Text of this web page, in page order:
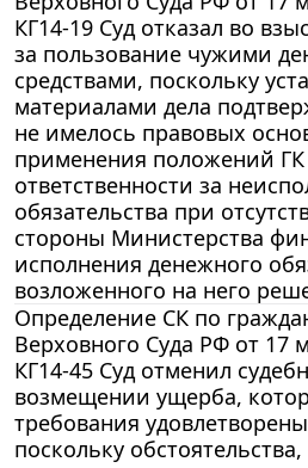
КГ14-19 Суд отказал во
за пользование чужими
средствами, поскольку
материалами дела
не имелось правовых
применения положений
ответственности за
обязательства при
стороны Министерства
исполнения денежного
возложенного на него
Определение СК по
Верховного Суда РФ от 17
КГ14-45 Суд отменил
возмещении ущерба,
требования
поскольку